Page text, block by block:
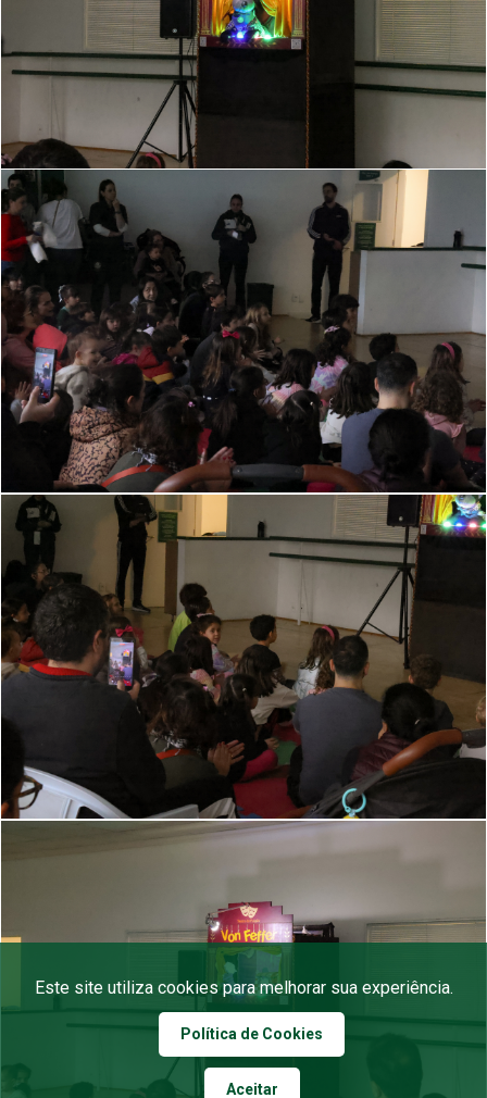
Este site utiliza cookies para melhorar sua experiência.
Política de Cookies
Aceitar